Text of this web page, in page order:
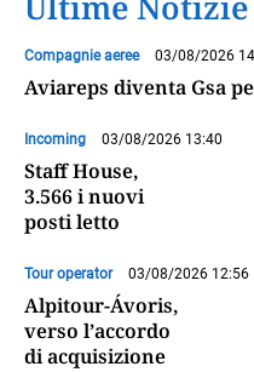
Compagnie aeree 03/08/2026
Aviareps diventa Gsa
Incoming 03/08/2026 13:40
Staff House,
3.566 i nuovi
posti letto
Tour operator 03/08/2026 12:56
Alpitour-Ávoris,
verso l’accordo
di acquisizione